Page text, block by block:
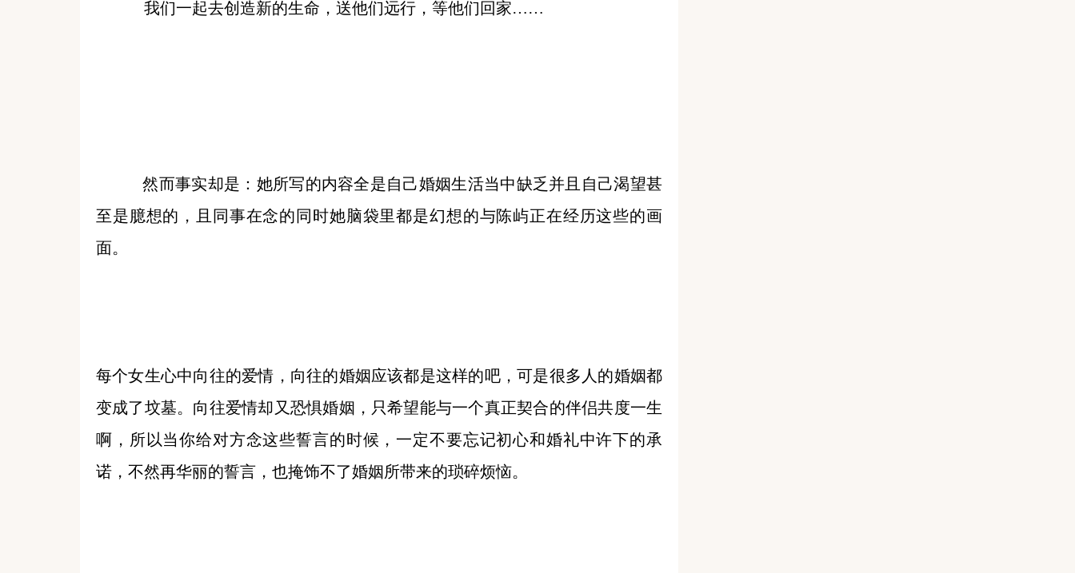
我们一起去创造新的生命，送他们远行，等他们回家……
然而事实却是：她所写的内容全是自己婚姻生活当中缺乏并且自己渴望甚
至是臆想的，且同事在念的同时她脑袋里都是幻想的与陈屿正在经历这些的画
面。
每个女生心中向往的爱情，向往的婚姻应该都是这样的吧，可是很多人的婚姻都
变成了坟墓。向往爱情却又恐惧婚姻，只希望能与一个真正契合的伴侣共度一生
啊，所以当你给对方念这些誓言的时候，一定不要忘记初心和婚礼中许下的承
诺，不然再华丽的誓言，也掩饰不了婚姻所带来的琐碎烦恼。